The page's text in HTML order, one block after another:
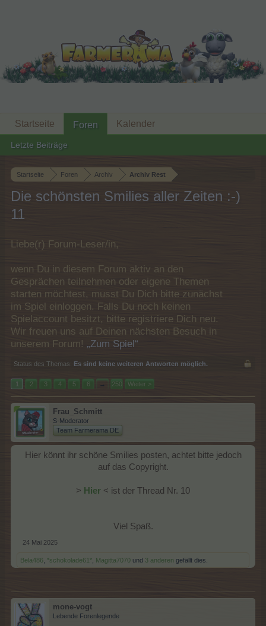
Startseite Foren Archiv Archiv Rest
Die schönsten Smilies aller Zeiten :-)
11
Liebe(r) Forum-Leser/in,
wenn Du in diesem Forum aktiv an den
Gesprächen teilnehmen oder eigene Themen
starten möchtest, musst Du Dich bitte zunächst
im Spiel einloggen. Falls Du noch keinen
Spielaccount besitzt, bitte registriere Dich neu.
Wir freuen uns auf Deinen nächsten Besuch in
unserem Forum! „Zum Spiel“
Status des Themas: Es sind keine weiteren Antworten möglich.
1 2 3 4 5 6 → 250 Weiter >
Frau_Schmitt
S-Moderator
Team Farmerama DE
Hier könnt ihr schöne Smilies posten, achtet bitte jedoch
auf das Copyright.
> Hier < ist der Thread Nr. 10
Viel Spaß.​
24 Mai 2025
Bela486 *schokolade61* Magitta7070 und 3 anderen gefällt dies.
mone-vogt
Lebende Forenlegende
Startseite Foren
Letzte Beiträge
Kalender